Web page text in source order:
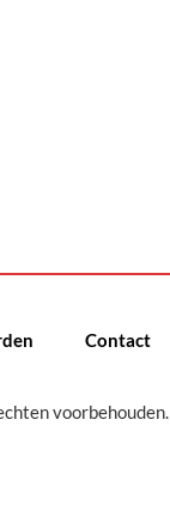
Contact
voorbehouden.